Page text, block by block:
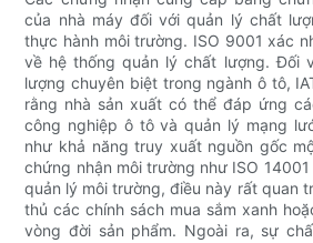
của nhà máy đối với quản lý chất
thực hành môi trường. ISO 9001 xác
về hệ thống quản lý chất lượng. Đối
lượng chuyên biệt trong ngành ô tô,
rằng nhà sản xuất có thể đáp ứng
công nghiệp ô tô và quản lý mạng
như khả năng truy xuất nguồn gốc
chứng nhận môi trường như ISO
quản lý môi trường, điều này rất quan
thủ các chính sách mua sắm xanh
vòng đời sản phẩm. Ngoài ra, sự